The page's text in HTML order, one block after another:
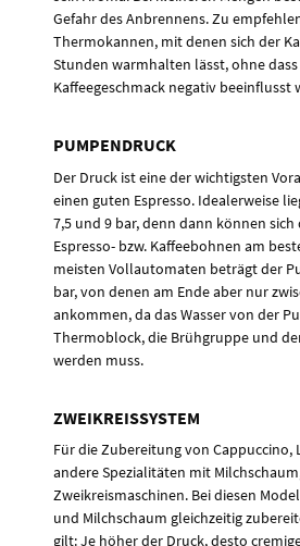
Gefahr des Anbrennens. Zu
Thermokannen, mit denen sich der
Stunden warmhalten lässt, ohne
Kaffeegeschmack negativ beeinflusst
PUMPENDRUCK
Der Druck ist eine der wichtigsten
einen guten Espresso. Idealerweise
7,5 und 9 bar, denn dann können
Espresso- bzw. Kaffeebohnen am
meisten Vollautomaten beträgt der
bar, von denen am Ende aber nur
ankommen, da das Wasser von der
Thermoblock, die Brühgruppe und
werden muss.
ZWEIKREISSYSTEM
Für die Zubereitung von Cappuccino,
andere Spezialitäten mit
Zweikreismaschinen. Bei diesen
und Milchschaum gleichzeitig
gilt: Je höher der Druck, desto